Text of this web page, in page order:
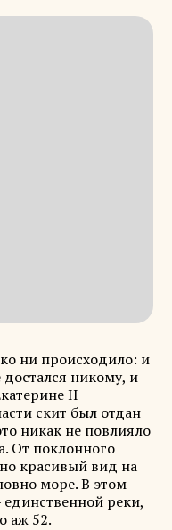
ни происходило: и
никому, и
II
скит был отдан
никак не повлияло
От поклонного
красивый вид на
море. В этом
реки,
аж 52.